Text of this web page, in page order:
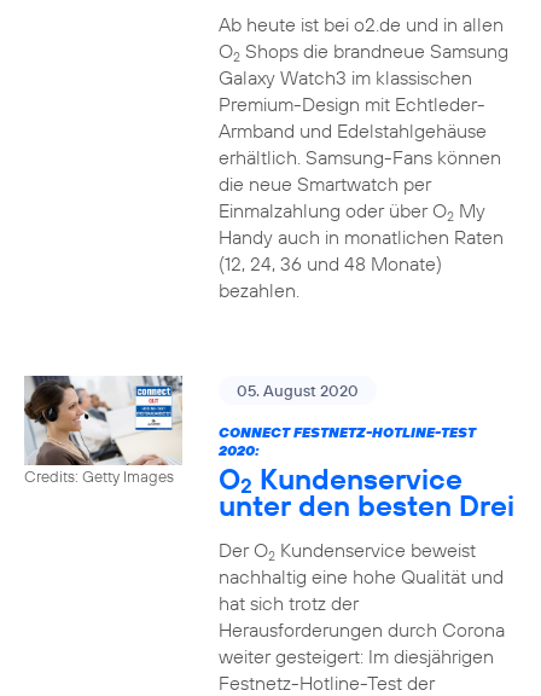
Ab heute ist bei o2.de und in allen
O2Shops die brandneue Samsung
Galaxy Watch3 im klassischen
Premium-Design mit Echtleder-
Armband und Edelstahlgehäuse
erhältlich. Samsung-Fans können
die neue Smartwatch per
Einmalzahlung oder über O2My
Handy auch in monatlichen Raten
(12, 24, 36 und 48 Monate)
bezahlen.
Credits: Getty Images
05. August 2020
CONNECT FESTNETZ-HOTLINE-TEST
2020:
O2 Kundenservice
unter den besten Drei
Der O2Kundenservice beweist
nachhaltig eine hohe Qualität und
hat sich trotz der
Herausforderungen durch Corona
weiter gesteigert: Im diesjährigen
Festnetz-Hotline-Test der